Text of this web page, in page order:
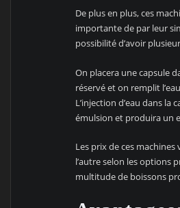
De plus en plus, ces
importante de par leur
possibilité d’avoir
On placera une capsule
réservé et on remplit
L’injection d’eau dans la
émulsion et produira un
Les prix de ces machines
l’autre selon les options
multitude de boissons